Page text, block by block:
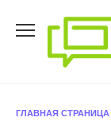
ГЛАВНАЯ СТРАНИЦА